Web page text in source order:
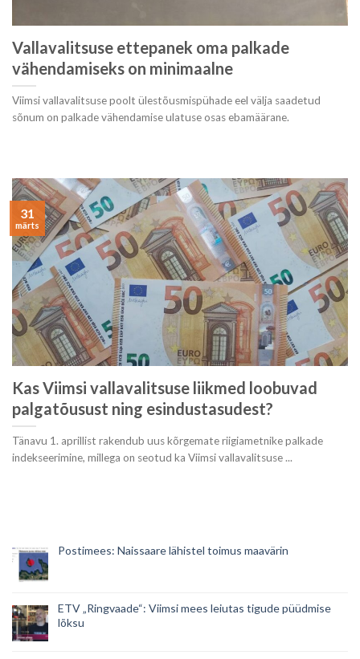
Vallavalitsuse ettepanek oma palkade
vähendamiseks on minimaalne
Viimsi vallavalitsuse poolt ülestõusmispühade eel välja saadetud
sõnum on palkade vähendamise ulatuse osas ebamäärane.
Kas Viimsi vallavalitsuse liikmed loobuvad
palgatõusust ning esindustasudest?
Tänavu 1. aprillist rakendub uus kõrgemate riigiametnike palkade
indekseerimine, millega on seotud ka Viimsi vallavalitsuse ...
31
märts
Postimees: Naissaare lähistel toimus maavärin
ETV „Ringvaade“: Viimsi mees leiutas tigude püüdmise
lõksu